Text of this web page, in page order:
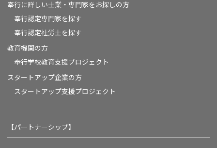
奉行に詳しい士業・専門家をお探しの方
奉行認定専門家を探す
奉行認定社労士を探す
教育機関の方
奉⾏学校教育⽀援プロジェクト
スタートアップ企業の方
スタートアップ支援プロジェクト
【パートナーシップ】